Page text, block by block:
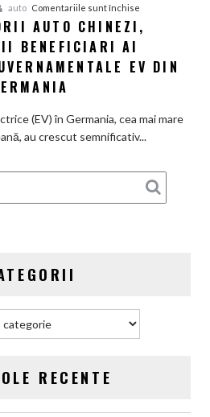
100%
auto Comentariile sunt închise
chinezi,
din
Germania
AUTO CHINEZI,
BENEFICIARI AI
EV DIN
(EV) în Germania, cea mai mare
au crescut semnificativ...
RECENTE